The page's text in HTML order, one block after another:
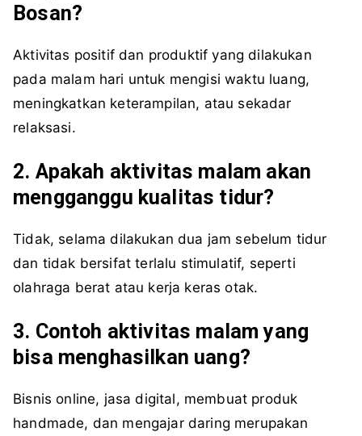
Bosan?
Aktivitas positif dan produktif yang dilakukan
pada malam hari untuk mengisi waktu luang,
meningkatkan keterampilan, atau sekadar
relaksasi.
2. Apakah aktivitas malam akan
mengganggu kualitas tidur?
Tidak, selama dilakukan dua jam sebelum tidur
dan tidak bersifat terlalu stimulatif, seperti
olahraga berat atau kerja keras otak.
3. Contoh aktivitas malam yang
bisa menghasilkan uang?
Bisnis online, jasa digital, membuat produk
handmade, dan mengajar daring merupakan